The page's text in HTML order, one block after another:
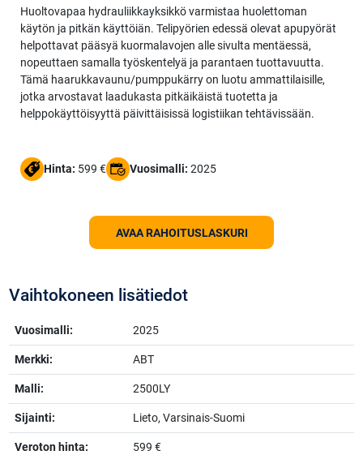
Huoltovapaa hydrauliikkayksikkö varmistaa huolettoman
käytön ja pitkän käyttöiän. Telipyörien edessä olevat apupyörät
helpottavat pääsyä kuormalavojen alle sivulta mentäessä,
nopeuttaen samalla työskentelyä ja parantaen tuottavuutta.
Tämä haarukkavaunu/pumppukärry on luotu ammattilaisille,
jotka arvostavat laadukasta pitkäikäistä tuotetta ja
helppokäyttöisyyttä päivittäisissä logistiikan tehtävissään.
Hinta: 599 € Vuosimalli: 2025
AVAA RAHOITUSLASKURI
Vaihtokoneen lisätiedot
Vuosimalli: 2025
Merkki: ABT
Malli: 2500LY
Sijainti: Lieto, Varsinais-Suomi
Veroton hinta: 599 €